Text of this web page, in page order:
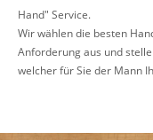
Hand" Service.
Wir wählen die besten
Anforderung aus und
welcher für Sie der Mann